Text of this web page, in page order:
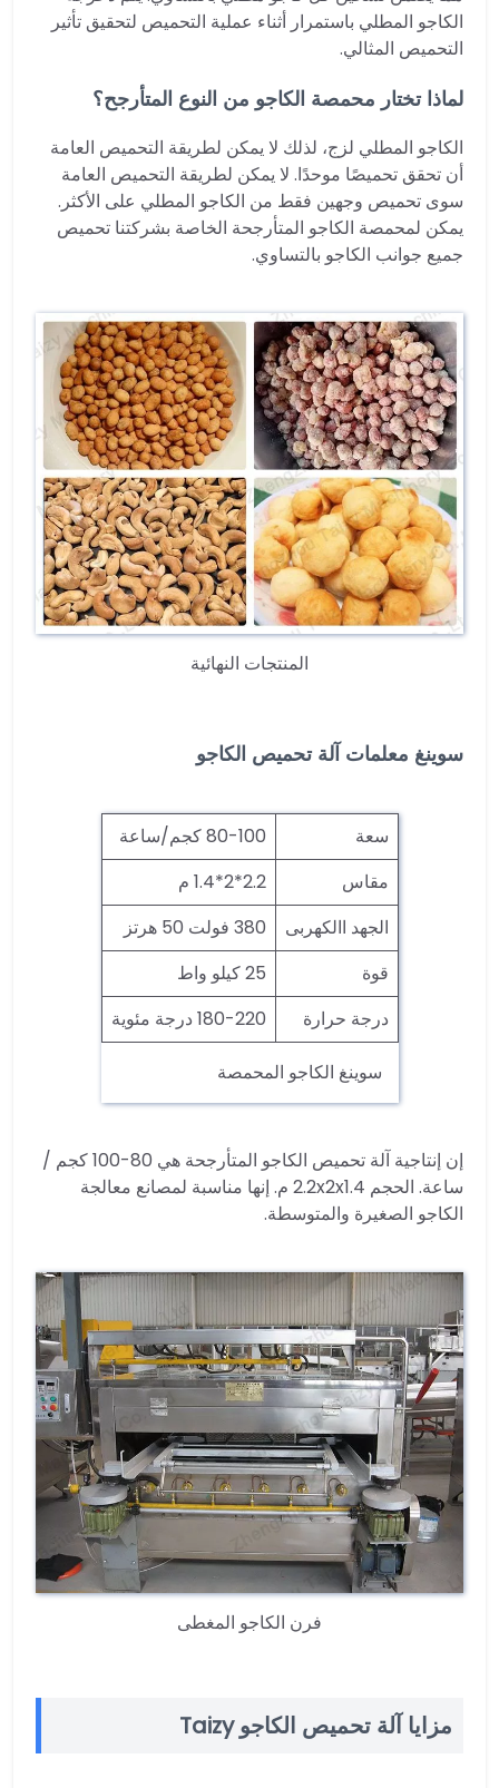
الكاجو المطلي باستمرار أثناء عملية التحميص لتحقيق تأثير
التحميص المثالي.
لماذا تختار محمصة الكاجو من النوع المتأرجح؟
الكاجو المطلي لزج، لذلك لا يمكن لطريقة التحميص العامة
أن تحقق تحميصًا موحدًا. لا يمكن لطريقة التحميص العامة
سوى تحميص وجهين فقط من الكاجو المطلي على الأكثر.
يمكن لمحمصة الكاجو المتأرجحة الخاصة بشركتنا تحميص
جميع جوانب الكاجو بالتساوي.
المنتجات النهائية
سوينغ معلمات آلة تحميص الكاجو
سعة
80-100 كجم/ساعة
مقاس
2.2*2*1.4 م
الجهد االكهربى
380 فولت 50 هرتز
قوة
25 كيلو واط
درجة حرارة
180-220 درجة مئوية
سوينغ الكاجو المحمصة
إن إنتاجية آلة تحميص الكاجو المتأرجحة هي 80-100 كجم /
ساعة. الحجم 2.2x2x1.4 م. إنها مناسبة لمصانع معالجة
الكاجو الصغيرة والمتوسطة.
فرن الكاجو المغطى
مزايا آلة تحميص الكاجو Taizy